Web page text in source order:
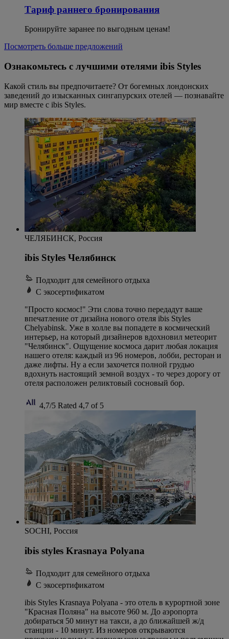
Тариф раннего бронирования
Бронируйте заранее по выгодным ценам!
Посмотреть больше предложений
Ознакомьтесь с лучшими отелями ibis Styles
Какой стиль вы предпочитаете? От богемных лондонских
заведений до изысканных сингапурских отелей — познавайте
мир вместе с ibis Styles.
ЧЕЛЯБИНСК, Россия
ibis Styles Челябинск
Подходит для семейного отдыха
С экосертификатом
"Просто космос!" Эти слова точно передадут ваше
впечатление от дизайна нового отеля ibis Styles
Chelyabinsk. Уже в холле вы попадете в космический
интерьер, на который дизайнеров вдохновил метеорит
"Челябинск". Ощущение космоса дарит любая локация
нашего отеля: каждый из 96 номеров, лобби, ресторан и
даже лифты. Ну а если захочется полной грудью
вдохнуть настоящий земной воздух - то через дорогу от
отеля расположен реликтовый сосновый бор.
4,7/5 Rated 4,7 of 5
SOCHI, Россия
ibis styles Krasnaya Polyana
Подходит для семейного отдыха
С экосертификатом
ibis Styles Krasnaya Polyana - это отель в курортной зоне
"Красная Поляна" на высоте 960 м. До аэропорта
добираться 50 минут на такси, а до ближайшей ж/д
станции - 10 минут. Из номеров открываются